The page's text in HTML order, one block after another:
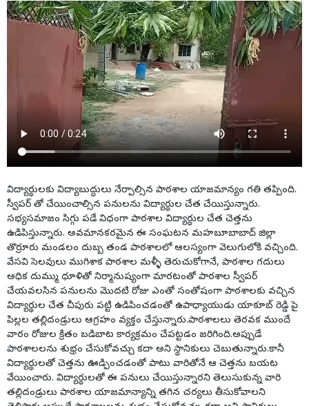
విద్యార్థులకు విద్యాబుద్ధులు నేర్పాల్సిన పాఠశాల యాజమాన్యం గతి తప్పింది.
స్వీపర్ తో చేయించాల్సిన పనులను విద్యార్థుల చేత చేయిస్తున్నారు.
సభ్యసమాజం సిగ్గు పడే విధంగా పాఠశాల విద్యార్థుల చేత చెత్తను
ఉడిపిస్తున్నారు. అవమానకరమైన ఈ సంఘటన మహబూబాబాద్ జిల్లా
తొర్రూరు మండలం దుబ్బ తండ పాఠశాలలో ఆలస్యంగా వెలుగులోకి వచ్చింది.
వేసవి సెలవులు ముగిశాక పాఠశాల మళ్ళీ తెరుచుకోగానే, పాఠశాల గదులు
అధిక దుమ్ము ధూళితో నిర్మానుష్యంగా మారటంతో పాఠశాల స్వీపర్
చేయవలసిన పనులను మొదటి రోజు ఎంతో సంతోషంగా పాఠశాలకు వచ్చిన
విద్యార్థుల చేత చీపురు పట్టి ఉడిపించడంతో ఉపాధ్యాయుడు యాకూబ్ రెడ్డి పై
పిల్లల తల్లిదండ్రులు ఆగ్రహం వ్యక్తం చేస్తున్నారు.పాఠశాలలు తెరవక ముందే
వారం రోజుల క్రితం బడిబాట కార్యక్రమం చేపట్టడం జరిగింది.అప్పుడే
పాఠశాలలను శుభ్రం చేసుకోవచ్చు కదా అని స్థానికులు చెబుతున్నారు.కానీ
విద్యార్థులతో చెత్తను ఊడ్పించడంతో పాటు వారితోనే ఆ చెత్తను బయట
వేయించారు. విద్యార్థులతో ఈ పనులు చేయిస్తున్నారని తెలుసుకున్న వారి
తల్లిదండ్రులు పాఠశాల యాజమాన్యాన్ని తగిన చర్యలు తీసుకోవాలని